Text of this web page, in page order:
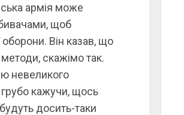
армія може
щоб
Він казав, що
скажімо так.
невеликого
грубо кажучи, щось
будуть досить-таки